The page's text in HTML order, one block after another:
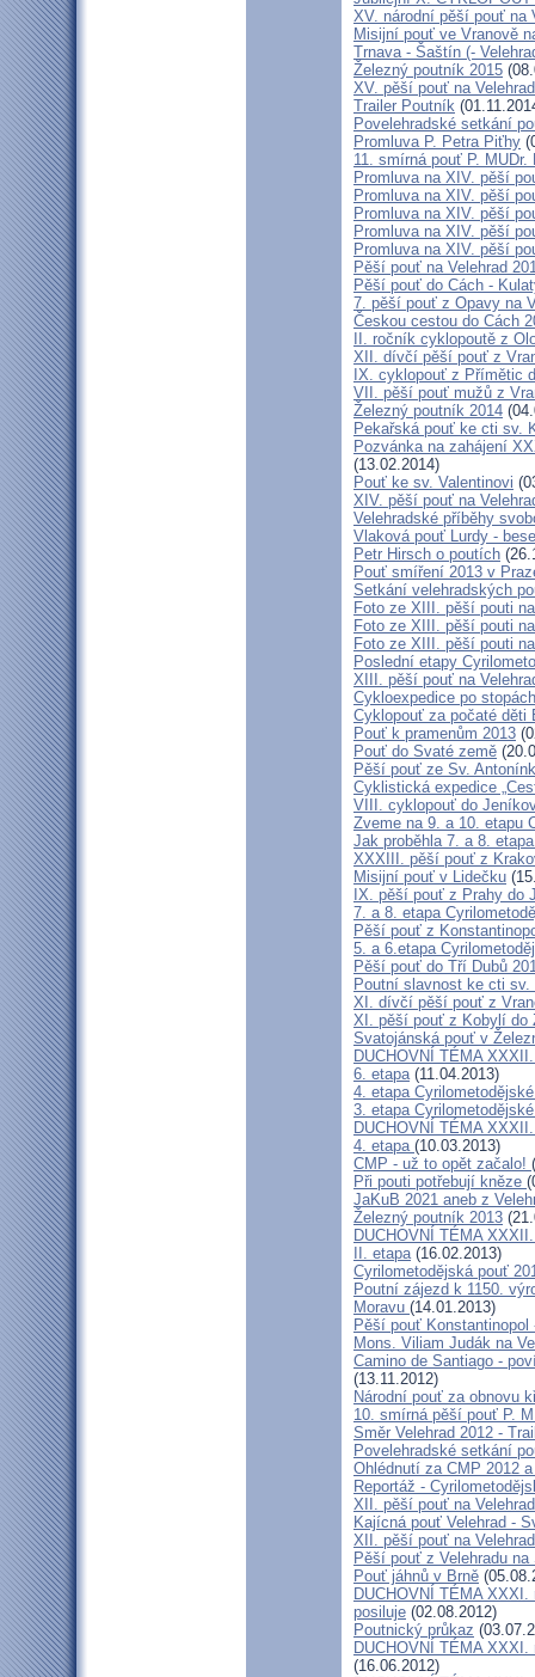
XV. národní pěší pouť na
Misijní pouť ve Vranově
Trnava - Šaštín (-
Železný poutník 2015
XV. pěší pouť na
Trailer Poutník
Povelehradské setkání
Promluva P. Petra Piťhy
11. smírná pouť P.
Promluva na XIV. pěší
Promluva na XIV. pěší
Promluva na XIV. pěší
Promluva na XIV. pěší
Promluva na XIV. pěší
Pěší pouť na Velehrad
Pěší pouť do Cách -
7. pěší pouť z Opavy na
Českou cestou do Cách
II. ročník cyklopoutě z
XII. dívčí pěší pouť z
IX. cyklopouť z Přímětic
VII. pěší pouť mužů z
Železný poutník 2014
Pekařská pouť ke cti sv.
Pozvánka na zahájení
(13.02.2014)
Pouť ke sv. Valentinovi
XIV. pěší pouť na
Velehradské příběhy
Vlaková pouť Lurdy -
Petr Hirsch o poutích
Pouť smíření 2013 v
Setkání velehradských
Foto ze XIII. pěší pouti
Foto ze XIII. pěší pouti
Foto ze XIII. pěší pouti
Poslední etapy
XIII. pěší pouť na
Cykloexpedice po
Cyklopouť za počaté děti
Pouť k pramenům 2013
Pouť do Svaté země
Pěší pouť ze Sv.
Cyklistická expedice
VIII. cyklopouť do
Zveme na 9. a 10. etapu
Jak proběhla 7. a 8.
XXXIII. pěší pouť z
Misijní pouť v Lidečku
IX. pěší pouť z Prahy do
7. a 8. etapa
Pěší pouť z
5. a 6.etapa
Pěší pouť do Tří Dubů
Poutní slavnost ke cti sv.
XI. dívčí pěší pouť z
XI. pěší pouť z Kobylí do
Svatojánská pouť v
DUCHOVNÍ TÉMA
6. etapa(11.04.2013)
4. etapa
3. etapa
DUCHOVNÍ TÉMA
4. etapa (10.03.2013)
CMP - už to opět začalo!
Při pouti potřebují kněze
JaKuB 2021 aneb z
Železný poutník 2013
DUCHOVNÍ TÉMA
II. etapa(16.02.2013)
Cyrilometodějská pouť
Poutní zájezd k 1150.
Moravu (14.01.2013)
Pěší pouť Konstantinopol
Mons. Viliam Judák na
Camino de Santiago -
(13.11.2012)
Národní pouť za obnovu
10. smírná pěší pouť P.
Směr Velehrad 2012 -
Povelehradské setkání
Ohlédnutí za CMP 2012
Reportáž -
XII. pěší pouť na
Kajícná pouť Velehrad -
XII. pěší pouť na
Pěší pouť z Velehradu na
Pouť jáhnů v Brně
DUCHOVNÍ TÉMA
posiluje (02.08.2012)
Poutnický průkaz
DUCHOVNÍ TÉMA
(16.06.2012)